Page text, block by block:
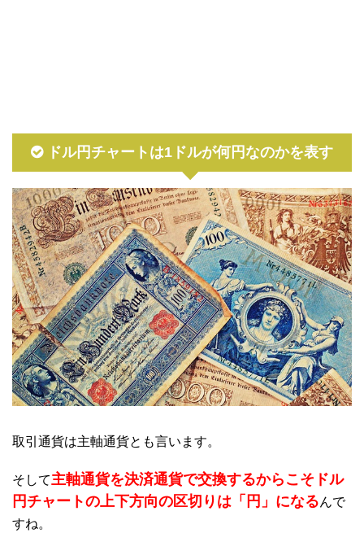
ドル円チャートは1ドルが何円なのかを表す
取引通貨は主軸通貨とも言います。
そして主軸通貨を決済通貨で交換するからこそドル
円チャートの上下方向の区切りは「円」になるんで
すね。